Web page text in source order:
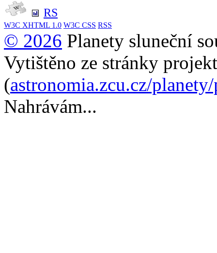
RS
W3C XHTML 1.0 W3C CSS RSS
© 2026 Planety sluneční
Vytištěno ze stránky
(astronomia.zcu.cz/
Nahrávám...